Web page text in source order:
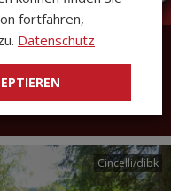
Tiroler
Cincelli/dibk
fortfahren,
Datenschutz